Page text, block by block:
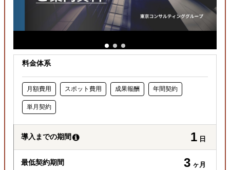
料金体系
月額費用 スポット費用 成果報酬 年間契約
単月契約
導入までの期間 1 日
最低契約期間 3 ヶ月